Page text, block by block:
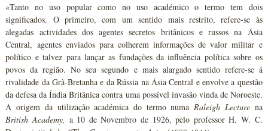
«Tanto no uso popular como no uso académico o termo tem dois
significados. O primeiro, com um sentido mais restrito, refere-se às
alegadas actividades dos agentes secretos britânicos e russos na Ásia
Central, agentes enviados para colherem informações de valor militar e
político e talvez para lançar as fundações da influência política sobre os
povos da região. No seu segundo e mais alargado sentido refere-se á
rivalidade da Grã-Bretanha e da Rússia na Ásia Central e envolve a questão
da defesa da Índia Britânica contra uma possível invasão vinda de Noroeste.
A origem da utilização académica do termo numa Raleigh Lecturena
British Academy, a 10 de Novembro de 1926, pelo professor H. W. C.